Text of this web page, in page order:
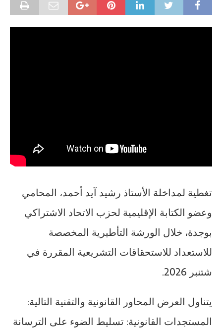
تغطية لمداخلة الأستاذ رشيد آيد أحمد، المحامي
وعضو الكتابة الإقليمية لحزب الاتحاد الاشتراكي
بوجدة، خلال الورشة التأطيرية المخصصة
للاستعداد للاستحقاقات التشريعية المقررة في
شتنبر 2026.
يتناول العرض المحاور القانونية والتقنية التالية:
المستجدات القانونية: تسليط الضوء على الترسانة